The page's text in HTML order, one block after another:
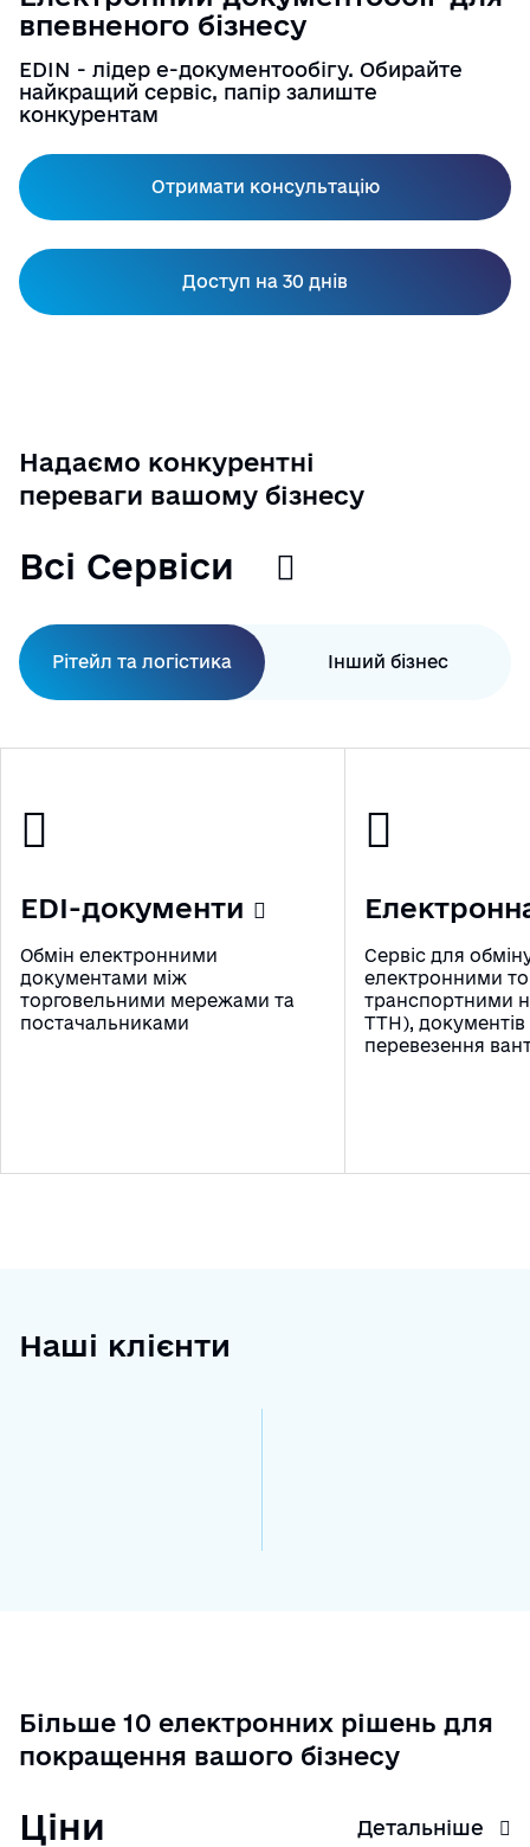
Наші партнери
Інструкції
Довідник торгівельних мереж
Назад
Українська English
Вхід/Реєстрація
впевненого бізнесу
EDIN - лідер е-документообігу. Обирайте
найкращий сервіс, папір залиште
конкурентам
Отримати консультацію
Доступ на 30 днів
Надаємо конкурентні
переваги вашому бізнесу
Всі Сервіси
Рітейл та логістика Інший бізнес
EDI-документи
Обмін електронними
документами між
торговельними мережами та
постачальниками
Сервіс для
електронними
транспортними
ТТН), документів
перевезення
Наші клієнти
Більше 10 електронних рішень для
покращення вашого бізнесу
Ціни Детальніше